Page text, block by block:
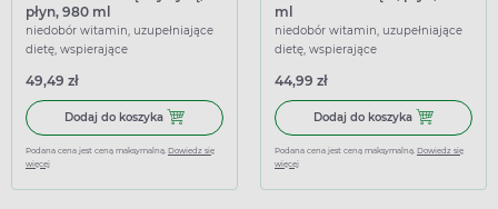
płyn, 980 ml
niedobór witamin, uzupełniające
dietę, wspierające
49,49 zł
Dodaj do koszyka Dodaj do koszyka Imbir z kurkumą i cytryną, płyn, 980 ml
Podana cena jest ceną maksymalną. Dowiedz się
więcej
ml
niedobór witamin, uzupełniające
dietę, wspierające
44,99 zł
Dodaj do koszyka Dodaj do
Podana cena jest ceną maksymalną. Dowiedz się
więcej